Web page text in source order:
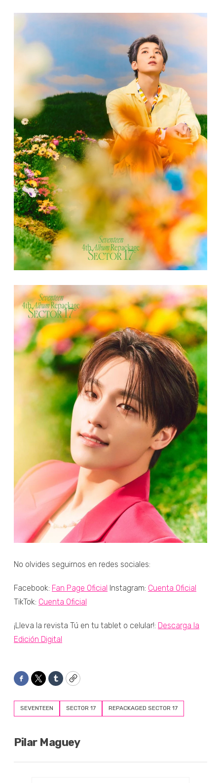
No olvides seguirnos en redes sociales:
Facebook: Fan Page Oficial Instagram: Cuenta Oficial
TikTok: Cuenta Oficial
¡Lleva la revista Tú en tu tablet o celular!: Descarga la
Edición Digital
Facebook
TwitterTumblrCopy
SEVENTEEN SECTOR 17 REPACKAGED SECTOR 17
Pilar Maguey